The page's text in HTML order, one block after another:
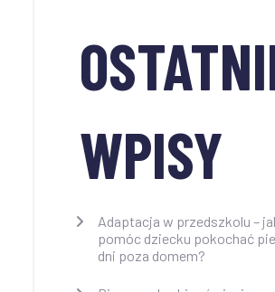
WPISY
Adaptacja w przedszkolu –
pomóc dziecku pokochać
dni poza domem?